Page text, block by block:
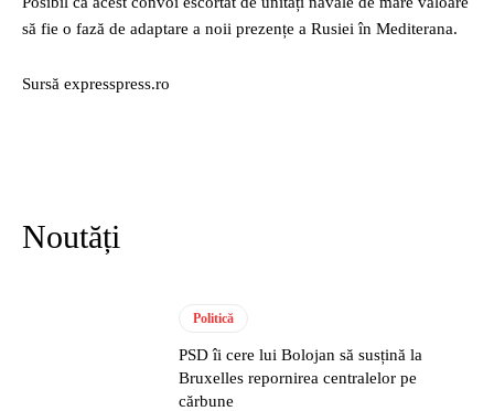
să fie o fază de adaptare a noii prezențe a Rusiei în Mediterana.
Sursă expresspress.ro
Noutăți
Politică
PSD îi cere lui Bolojan să susțină la
Bruxelles repornirea centralelor pe
cărbune